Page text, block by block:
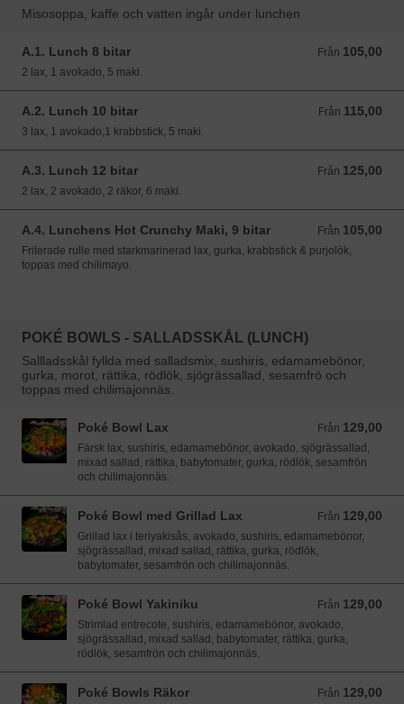
Misosoppa, kaffe och vatten ingår under lunchen
A.1. Lunch 8 bitar Från 105,00
Från 105,00 SEK
2 lax, 1 avokado, 5 maki.
A.2. Lunch 10 bitar Från 115,00
Från 115,00 SEK
3 lax, 1 avokado,1 krabbstick, 5 maki.
A.3. Lunch 12 bitar Från 125,00
Från 125,00 SEK
2 lax, 2 avokado, 2 räkor, 6 maki.
A.4. Lunchens Hot Crunchy Maki, 9 bitar Från 105,00
Från 105,00 SEK
Friterade rulle med starkmarinerad lax, gurka, krabbstick & purjolök,
toppas med chilimayo.
POKÉ BOWLS - SALLADSSKÅL (LUNCH)
Sallladsskål fyllda med salladsmix, sushiris, edamamebönor,
gurka, morot, rättika, rödlök, sjögrässallad, sesamfrö och
toppas med chilimajonnäs.
Poké Bowl Lax Från 129,00
Från 129,00 SEK
Färsk lax, sushiris, edamamebönor, avokado, sjögrässallad,
mixad sallad, rättika, babytomater, gurka, rödlök, sesamfrön
och chilimajonnäs.
Poké Bowl med Grillad Lax Från 129,00
Från 129,00 SEK
Grillad lax i teriyakisås, avokado, sushiris, edamamebönor,
sjögrässallad, mixad sallad, rättika, gurka, rödlök,
babytomater, sesamfrön och chilimajonnäs.
Poké Bowl Yakiniku Från 129,00
Från 129,00 SEK
Strimlad entrecote, sushiris, edamamebönor, avokado,
sjögrässallad, mixad sallad, babytomater, rättika, gurka,
rödlök, sesamfrön och chilimajonnäs.
Poké Bowls Räkor Från 129,00
Från 129,00 SEK